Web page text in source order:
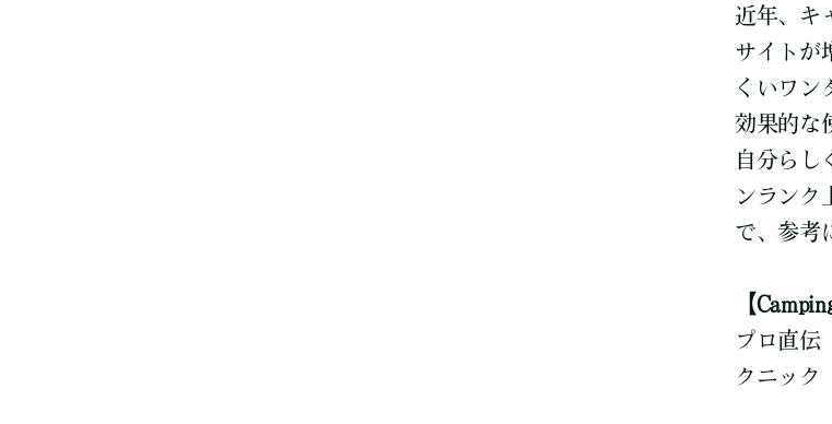
近年、キ
サイトが
くいワン
効果的な
自分らし
ンランク
で、参考
【
プロ直伝
クニック